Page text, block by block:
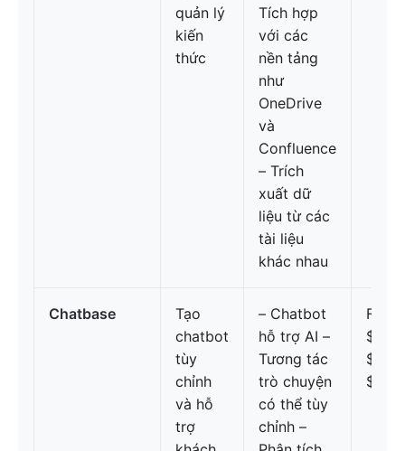
quản lý
kiến
thức
Tích hợp
với các
nền tảng
như
OneDrive
và
Confluence
– Trích
xuất dữ
liệu từ các
tài liệu
khác nhau
Chatbase
Tạo
chatbot
tùy
chỉnh
và hỗ
trợ
– Chatbot
hỗ trợ AI –
Tương tác
trò chuyện
có thể tùy
chỉnh –
$19/
$99/